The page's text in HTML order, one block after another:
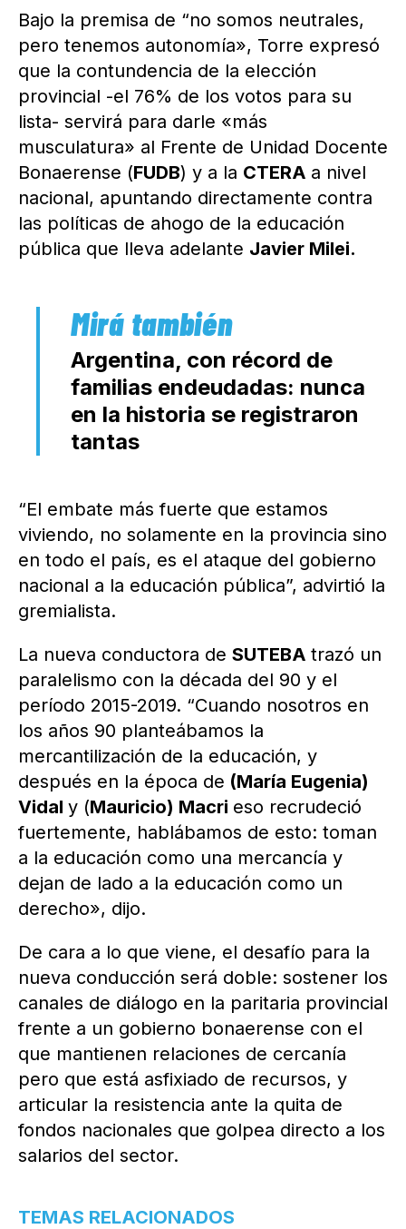
Bajo la premisa de “no somos neutrales,
pero tenemos autonomía», Torre expresó
que la contundencia de la elección
provincial -el 76% de los votos para su
lista- servirá para darle «más
musculatura» al Frente de Unidad Docente
Bonaerense (FUDB) y a la CTERA a nivel
nacional, apuntando directamente contra
las políticas de ahogo de la educación
pública que lleva adelante Javier Milei.
Argentina, con récord de
familias endeudadas: nunca
en la historia se registraron
tantas
“El embate más fuerte que estamos
viviendo, no solamente en la provincia sino
en todo el país, es el ataque del gobierno
nacional a la educación pública”, advirtió la
gremialista.
La nueva conductora de SUTEBA trazó un
paralelismo con la década del 90 y el
período 2015-2019. “Cuando nosotros en
los años 90 planteábamos la
mercantilización de la educación, y
después en la época de (María Eugenia)
Vidal y (Mauricio) Macri eso recrudeció
fuertemente, hablábamos de esto: toman
a la educación como una mercancía y
dejan de lado a la educación como un
derecho», dijo.
De cara a lo que viene, el desafío para la
nueva conducción será doble: sostener los
canales de diálogo en la paritaria provincial
frente a un gobierno bonaerense con el
que mantienen relaciones de cercanía
pero que está asfixiado de recursos, y
articular la resistencia ante la quita de
fondos nacionales que golpea directo a los
salarios del sector.
TEMAS RELACIONADOS